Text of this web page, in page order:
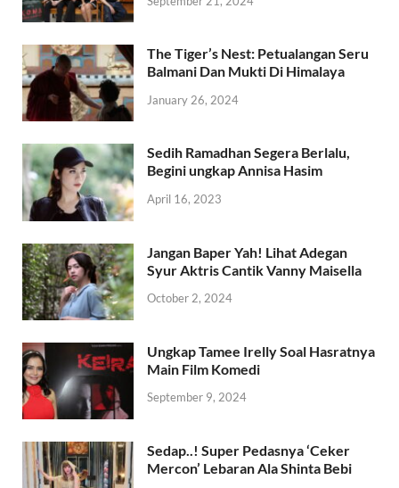
The Tiger’s Nest: Petualangan Seru
Balmani Dan Mukti Di Himalaya
January 26, 2024
Sedih Ramadhan Segera Berlalu,
Begini ungkap Annisa Hasim
April 16, 2023
Jangan Baper Yah! Lihat Adegan
Syur Aktris Cantik Vanny Maisella
October 2, 2024
Ungkap Tamee Irelly Soal Hasratnya
Main Film Komedi
September 9, 2024
Sedap..! Super Pedasnya ‘Ceker
Mercon’ Lebaran Ala Shinta Bebi